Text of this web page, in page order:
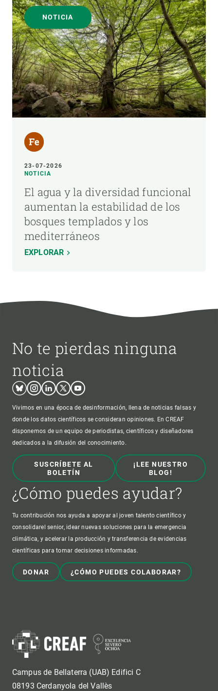
NOTICIA
23-07-2026
NOTICIA
El agua y la diversidad funcional
aumentan la estabilidad de los
bosques templados y los
mediterráneos
EXPLORAR
No te pierdas ninguna
noticia
BlueskyInstagram
LinkedinTwitterYoutube
Vivimos en una época de desinformación, llena de noticias falsas y
donde los datos científicos se consideran opiniones. En CREAF
disponemos de un equipo de periodistas, científicos y diseñadores
dedicados a la difusión del conocimiento.
SUSCRÍBETE AL
BOLETÍN
¡LEE NUESTRO
BLOG!
¿Cómo puedes ayudar?
Tu contribución nos ayuda a apoyar al joven talento científico y
consolidarel senior, idear nuevas soluciones para la emergencia
climática, y acelerar la producción y transferencia de evidencias
científicas para tomar decisiones informadas.
DONAR ¿CÓMO PUEDES COLABORAR?
Campus de Bellaterra (UAB) Edifici C
08193 Cerdanyola del Vallès